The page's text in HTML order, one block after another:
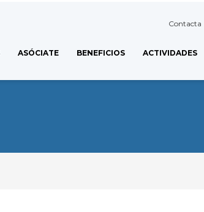
Contacta
ASÓCIATE BENEFICIOS ACTIVIDADES